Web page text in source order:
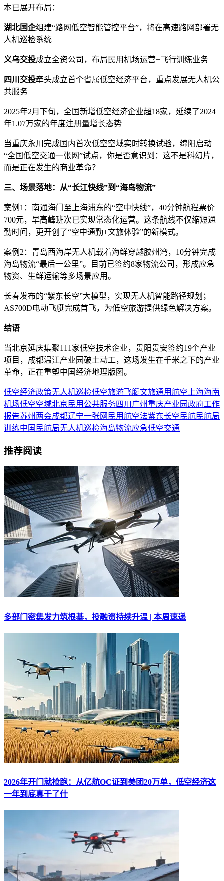
本已展开布局：
湖北国企组建“路网低空智能管控平台”，将在高速路网部署无
人机巡检系统
义乌交投成立全资公司，布局民用机场运营+飞行训练业务
四川交投牵头成立首个省属低空经济平台，重点发展无人机公
共服务
2025年2月下旬，全国新增低空经济企业超18家，延续了2024
年1.07万家的年度注册量增长态势
当重庆永川完成国内首次低空空域实时转换试验，绵阳启动
“全国低空交通一张网”试点，你是否意识到：这不是科幻片，
而是正在发生的商业革命？
三、场景落地：从“长江快线”到“海岛物流”
案例1：南通海门至上海浦东的“空中快线”，40分钟航程票价
700元，早高峰班次已实现常态化运营。这条航线不仅缩短通
勤时间，更开创了“空中通勤+文旅体验”的新模式。
案例2：青岛西海岸无人机载着海鲜穿越胶州湾，10分钟完成
海岛物流“最后一公里”。目前已签约8家物流公司，形成应急
物资、生鲜运输等多场景应用。
长春发布的“紫东长空”大模型，实现无人机智能路径规划；
AS700D电动飞艇完成首飞，为低空旅游提供绿色解决方案。
结语
当北京延庆集聚111家低空技术企业，贵阳贵安签约19个产业
项目，成都温江产业园破土动工，这场发生在千米之下的产业
革命，正在重塑中国经济地理版图。
低空经济政策无人机巡检低空旅游飞艇文旅通用航空 上海海南
机场低空空域北京 民用 公共服务四川 广州 重庆产业园政府工作
报告苏州 两会成都辽宁一张网 民用航空法紫东长空 民航民航局
训练中国民航局无人机巡检海岛物流应急低空交通
推荐阅读
多部门密集发力筑根基，投融资持续升温 | 本周速递
2026年开门就抢跑：从亿航OC证到美团20万单，低空经济这
一年到底真干了什